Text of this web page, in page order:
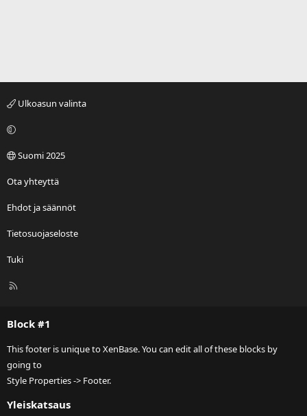
Ulkoasun valinta
Suomi 2025
Ota yhteyttä
Ehdot ja säännöt
Tietosuojaseloste
Tuki
R
Block #1
This footer is unique to XenBase. You can edit all of these blocks by
going to
Style Properties -> Footer.
Yleiskatsaus